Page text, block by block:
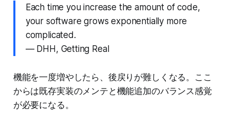
Each time you increase the amount of code,
your software grows exponentially more
complicated.
— DHH, Getting Real
機能を一度増やしたら、後戻りが難しくなる。ここ
からは既存実装のメンテと機能追加のバランス感覚
が必要になる。